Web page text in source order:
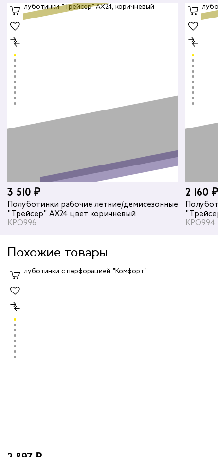
Discount
Полуботинки рабочие летние/демисезонные
"Трейсер" AX19 с КП/КС цвет бежевый/
Похожие товары